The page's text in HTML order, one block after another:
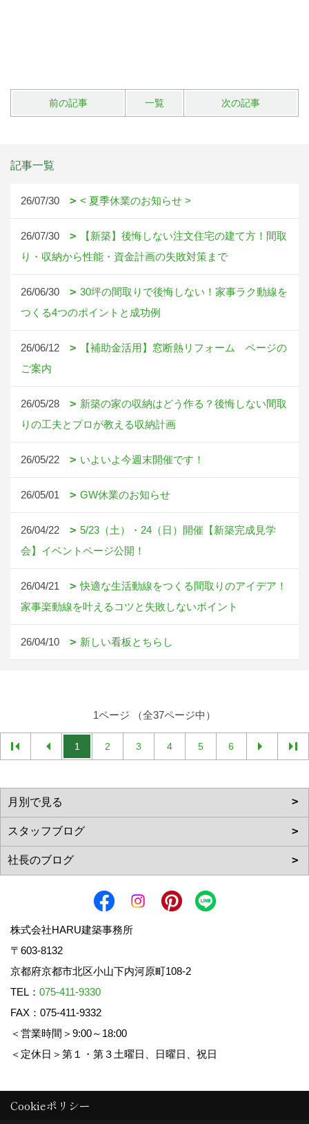
前の記事 一覧 次の記事
記事一覧
26/07/30 < 夏季休業のお知らせ >
26/07/30
【新築】後悔しない注文住宅の建て方！間取
り・収納から性能・資金計画の失敗対策まで
26/06/30
30坪の間取りで後悔しない！家事ラク動線を
つくる4つのポイントと成功例
26/06/12
【補助金活用】窓断熱リフォーム ページの
ご案内
26/05/28
新築の家の収納はどう作る？後悔しない間取
りの工夫とプロが教える収納計画
26/05/22 いよいよ今週末開催です！
26/05/01 GW休業のお知らせ
26/04/22
5/23（土）・24（日）開催【新築完成見学
会】イベントページ公開！
26/04/21
快適な生活動線をつくる間取りのアイデア！
家事楽動線を叶えるコツと失敗しないポイント
26/04/10 新しい看板とちらし
1ページ （全37ページ中）
1 2 3 4 5 6
株式会社HARU建築事務所
〒603-8132
京都府京都市北区小山下内河原町108-2
TEL： 075-411-9330
FAX：075-411-9332
＜営業時間＞9:00～18:00
＜定休日＞第１・第３土曜日、日曜日、祝日
Copyright (c) HARU ARCHITECTS CO.,LTD. All Rights Reserved.
Cookieポリシー